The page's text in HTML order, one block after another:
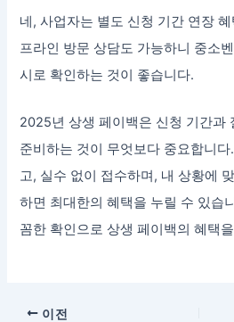
네, 사업자는 별도 신청 기간 연장
프라인 방문 상담도 가능하니 중소
시로 확인하는 것이 좋습니다.
2025년 상생 페이백은 신청 기간과
준비하는 것이 무엇보다 중요합니
고, 실수 없이 접수하며, 내 상황에
하면 최대한의 혜택을 누릴 수 있습
꼼한 확인으로 상생 페이백의 혜택
이전